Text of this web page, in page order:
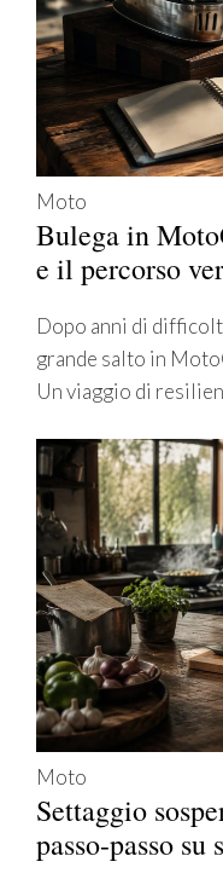
Moto
Bulega in
e il percorso
Dopo anni di
grande salto in
Un viaggio di
Moto
Settaggio
passo-passo su